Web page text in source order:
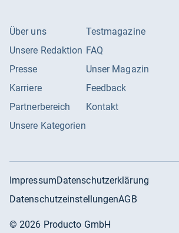
Über uns
Unsere Redaktion
Presse
Karriere
Partnerbereich
Unsere Kategorien
Testmagazine
FAQ
Unser Magazin
Feedback
Kontakt
ImpressumDatenschutzerklärung
DatenschutzeinstellungenAGB
©2026 Producto GmbH